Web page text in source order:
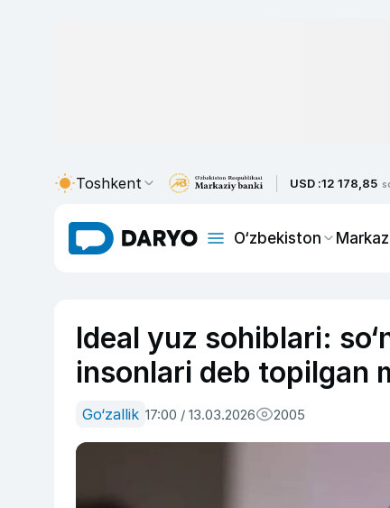
Toshkent USD :12 178,85
O‘zbekiston
Ideal yuz sohiblari:
insonlari deb topilgan
Go‘zallik 17:00 / 13.03.2026 2005